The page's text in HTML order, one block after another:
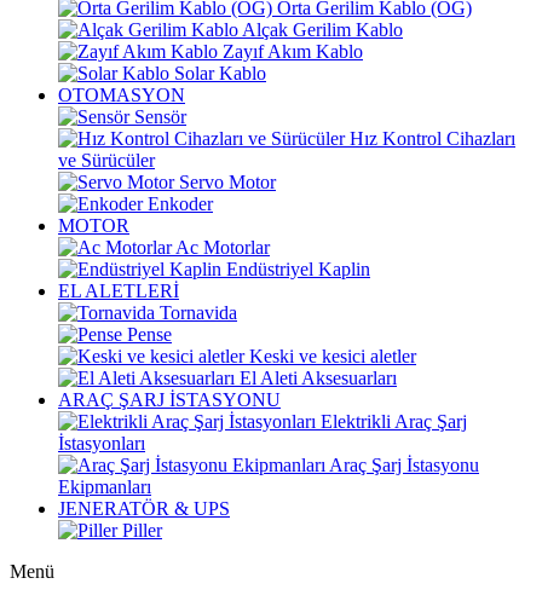
Orta Gerilim Kablo (OG)
Alçak Gerilim Kablo
Zayıf Akım Kablo
Solar Kablo
OTOMASYON
Sensör
Hız Kontrol Cihazları
ve Sürücüler
Servo Motor
Enkoder
MOTOR
Ac Motorlar
Endüstriyel Kaplin
EL ALETLERİ
Tornavida
Pense
Keski ve kesici aletler
El Aleti Aksesuarları
ARAÇ ŞARJ İSTASYONU
Elektrikli Araç Şarj
İstasyonları
Araç Şarj İstasyonu
Ekipmanları
JENERATÖR & UPS
Piller
Menü